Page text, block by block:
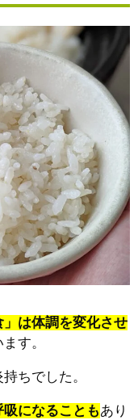
」は体調を変化させ
す。
ちでした。
になることもあり